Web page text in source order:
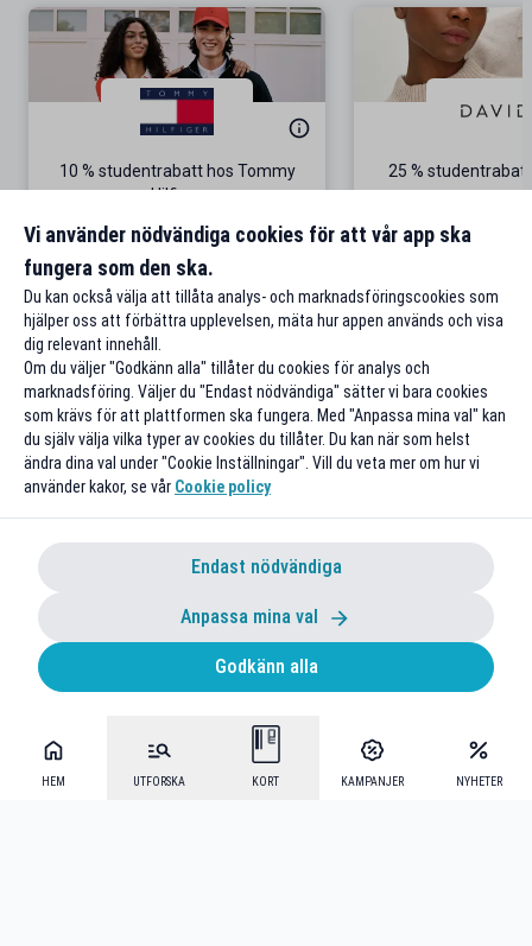
HEM UTFORSKA KORT KAMPANJER NYHETER
10 % studentrabatt hos Tommy
Hilfiger
Gäller på ordinarie pris
Till rabatten
25 %
Vi använder nödvändiga cookies för att vår app ska
fungera som den ska.
Du kan också välja att tillåta analys- och marknadsföringscookies som
hjälper oss att förbättra upplevelsen, mäta hur appen används och visa
dig relevant innehåll.
Om du väljer "Godkänn alla" tillåter du cookies för analys och
marknadsföring. Väljer du "Endast nödvändiga" sätter vi bara cookies
som krävs för att plattformen ska fungera. Med "Anpassa mina val" kan
du själv välja vilka typer av cookies du tillåter. Du kan när som helst
ändra dina val under "Cookie Inställningar". Vill du veta mer om hur vi
använder kakor, se vår Cookie policy
Endast nödvändiga
Anpassa mina val
Godkänn alla